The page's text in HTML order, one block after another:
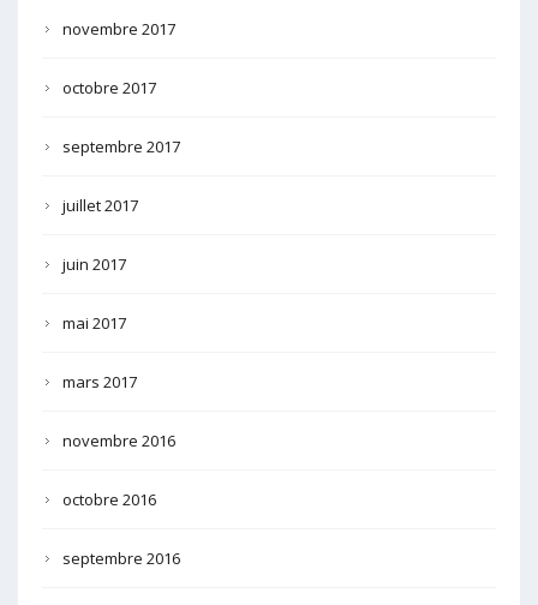
novembre 2017
octobre 2017
septembre 2017
juillet 2017
juin 2017
mai 2017
mars 2017
novembre 2016
octobre 2016
septembre 2016